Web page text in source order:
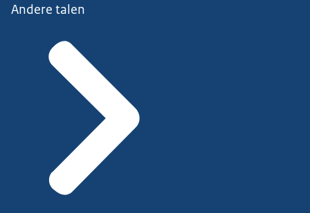
Andere talen